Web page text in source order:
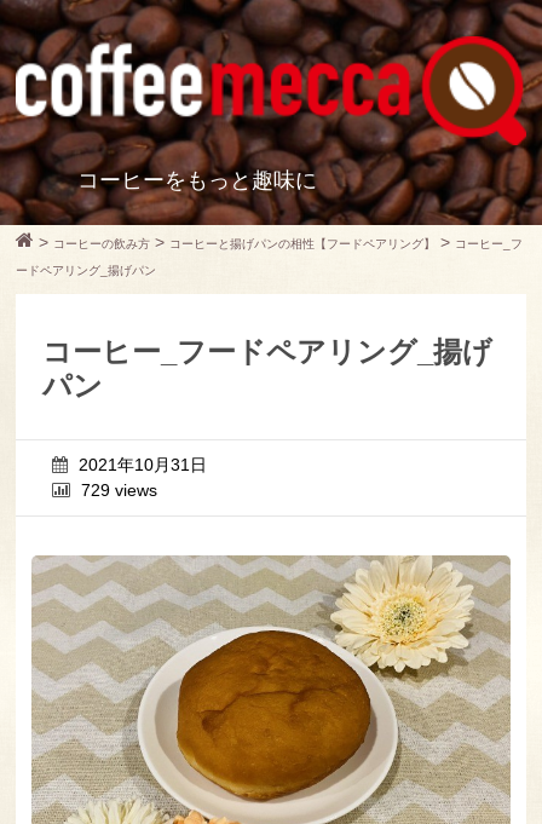
コーヒーをもっと趣味に
> コーヒーの飲み方 > コーヒーと揚げパンの相性【フードペアリング】 > コーヒー_フ
ードペアリング_揚げパン
コーヒー_フードペアリング_揚げ
パン
2021年10月31日
729 views